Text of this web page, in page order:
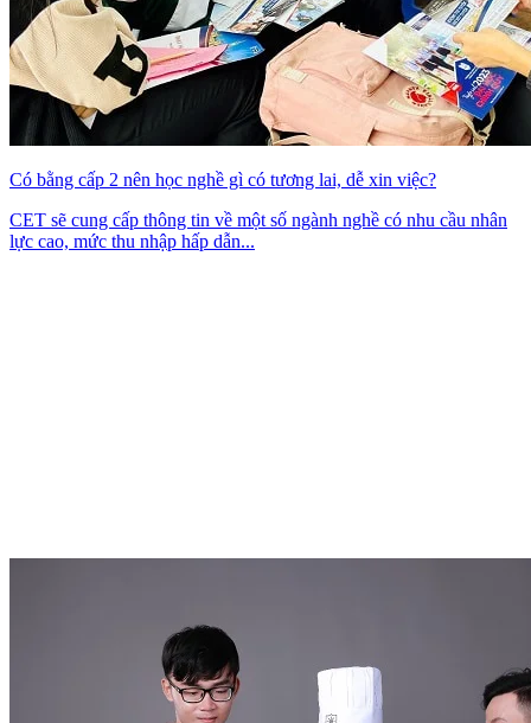
Có bằng cấp 2 nên học nghề gì có tương lai, dễ xin việc?
CET sẽ cung cấp thông tin về một số ngành nghề có nhu cầu nhân
lực cao, mức thu nhập hấp dẫn...